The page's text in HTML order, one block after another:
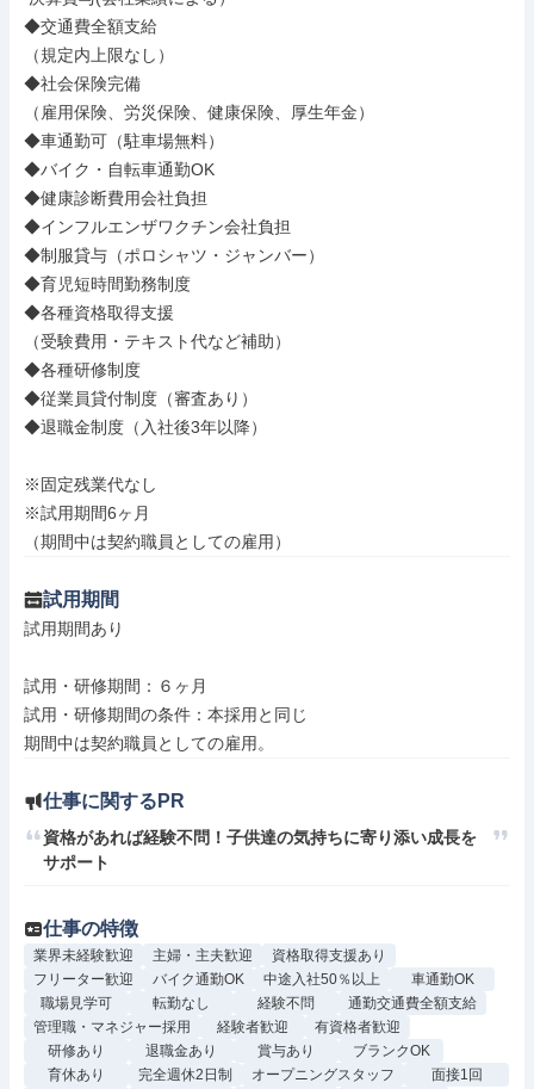
◆交通費全額支給
（規定内上限なし）
◆社会保険完備
（雇用保険、労災保険、健康保険、厚生年金）
◆車通勤可（駐車場無料）
◆バイク・自転車通勤OK
◆健康診断費用会社負担
◆インフルエンザワクチン会社負担
◆制服貸与（ポロシャツ・ジャンバー）
◆育児短時間勤務制度
◆各種資格取得支援
（受験費用・テキスト代など補助）
◆各種研修制度
◆従業員貸付制度（審査あり）
◆退職金制度（入社後3年以降）
※固定残業代なし
※試用期間6ヶ月
（期間中は契約職員としての雇用）
試用期間
試用期間あり
試用・研修期間：６ヶ月
試用・研修期間の条件：本採用と同じ
仕事に関するPR
資格があれば経験不問！子供達の気持ちに寄り添い成長を
サポート
仕事の特徴
業界未経験歓迎 主婦・主夫歓迎
資格取得支援あり
フリーター歓迎
バイク通勤OK 中途入社50％以上
車通勤OK
職場見学可
転勤なし 経験不問
通勤交通費全額支給
管理職・マネジャー採用
経験者歓迎
有資格者歓迎
研修あり
退職金あり 賞与あり
ブランクOK
育休あり
完全週休2日制 オープニングスタッフ
面接1回